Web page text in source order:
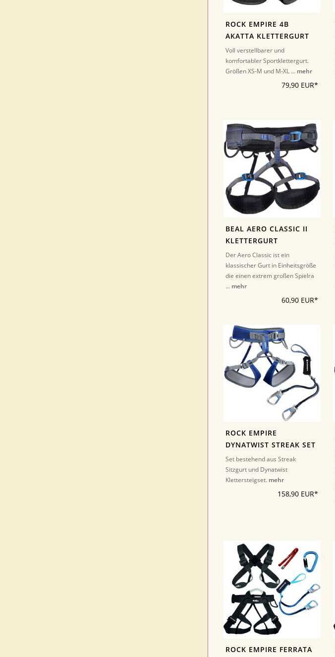
ROCK EMPIRE 4B
AKATTA KLETTERGURT
Voll verstellbarer und
komfortabler Sportklettergurt.
Größen XS-M und M-XL ... mehr
79,90 EUR*
BEAL AERO CLASSIC II
KLETTERGURT
Der Aero Classic ist ein
klassischer Gurt in Einheitsgröße
die einen extrem großen Spielra
... mehr
60,90 EUR*
ROCK EMPIRE
DYNATWIST STREAK SET
Set bestehend aus Streak
Sitzgurt und Dynatwist
Klettersteigset. mehr
158,90 EUR*
ROCK EMPIRE FERRATA